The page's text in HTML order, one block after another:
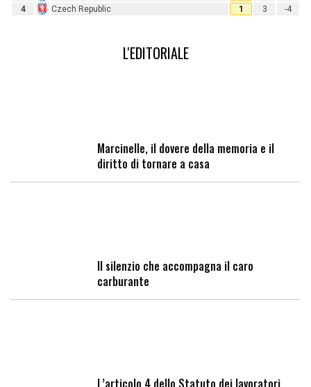
4
Czech Republic 1 3 -4
L'EDITORIALE
Marcinelle, il dovere della memoria e il
diritto di tornare a casa
Il silenzio che accompagna il caro
carburante
L’articolo 4 dello Statuto dei lavoratori